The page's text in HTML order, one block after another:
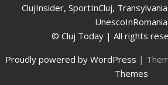
ClujInsider, SportInCluj,
UnescoInRomania
© Cluj Today | All rights
Proudly powered by WordPress |
Themes